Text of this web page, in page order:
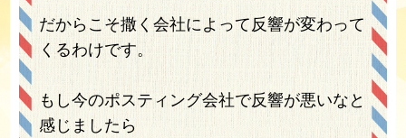
だからこそ撒く会社によって反響が変わって
くるわけです。
もし今のポスティング会社で反響が悪いなと
感じましたら